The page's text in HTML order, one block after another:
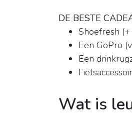
DE BESTE
Shoefresh
Een GoPro
Een
Wat is